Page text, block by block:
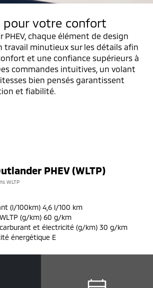
pour votre confort
PHEV, chaque élément de design
travail minutieux sur les détails afin
et une confiance supérieurs à
commandes intuitives, un volant
bien pensés garantissent
et fiabilité.
PHEV (WLTP)
WLTP
(l/100km) 4,6 l/100 km
(g/km) 60 g/km
carburant et électricité (g/km) 30 g/km
énergétique E